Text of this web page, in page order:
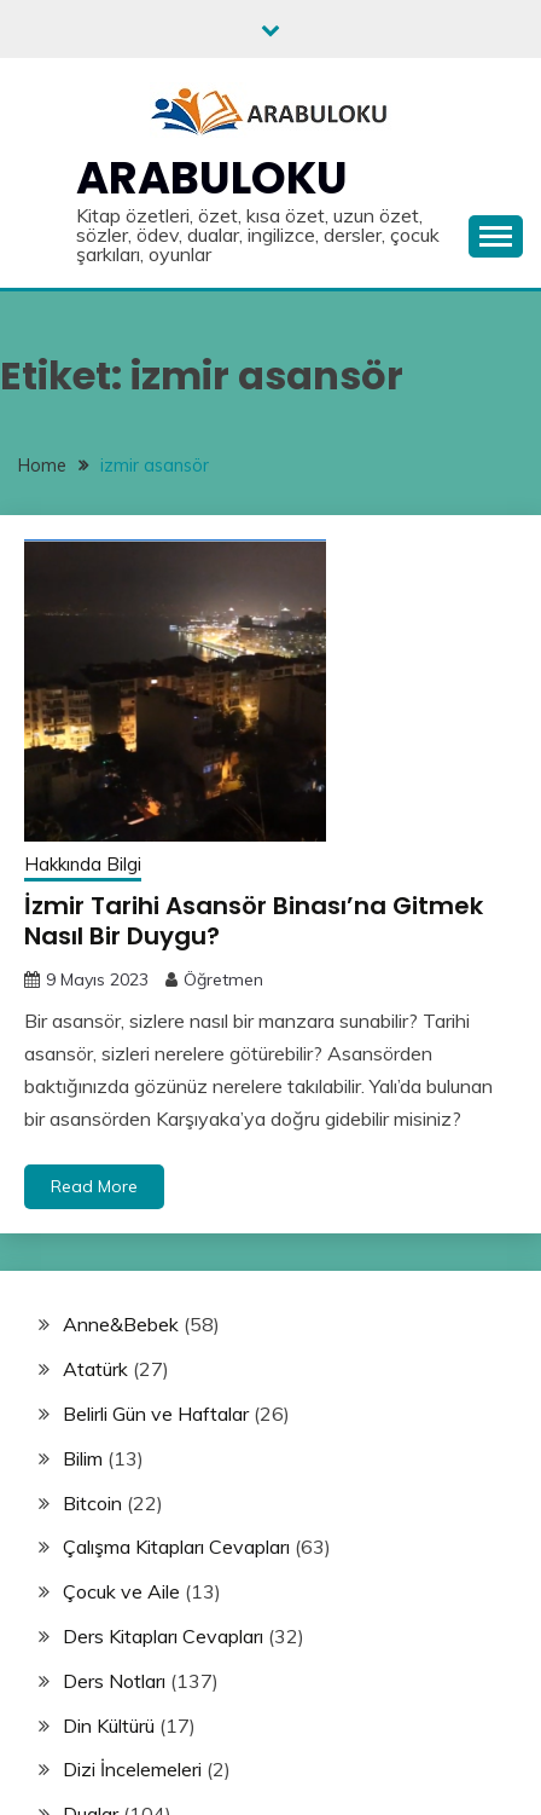
ARABULOKU
Kitap özetleri, özet, kısa özet, uzun özet,
sözler, ödev, dualar, ingilizce, dersler, çocuk
şarkıları, oyunlar
Etiket: izmir asansör
Home izmir asansör
Hakkında Bilgi
İzmir Tarihi Asansör Binası’na Gitmek
Nasıl Bir Duygu?
9 Mayıs 2023 Öğretmen
Bir asansör, sizlere nasıl bir manzara sunabilir? Tarihi
asansör, sizleri nerelere götürebilir? Asansörden
baktığınızda gözünüz nerelere takılabilir. Yalı’da bulunan
bir asansörden Karşıyaka’ya doğru gidebilir misiniz?
Read More
Anne&Bebek (58)
Atatürk (27)
Belirli Gün ve Haftalar(26)
Bilim (13)
Bitcoin (22)
Çalışma Kitapları Cevapları (63)
Çocuk ve Aile (13)
Ders Kitapları Cevapları (32)
Ders Notları (137)
Din Kültürü (17)
Dizi İncelemeleri (2)